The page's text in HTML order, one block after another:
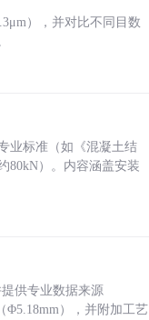
），并对比不同目数
业标准（如《混凝土结
80kN）。内容涵盖安装
供专业数据来源
Φ5.18mm），并附加工艺